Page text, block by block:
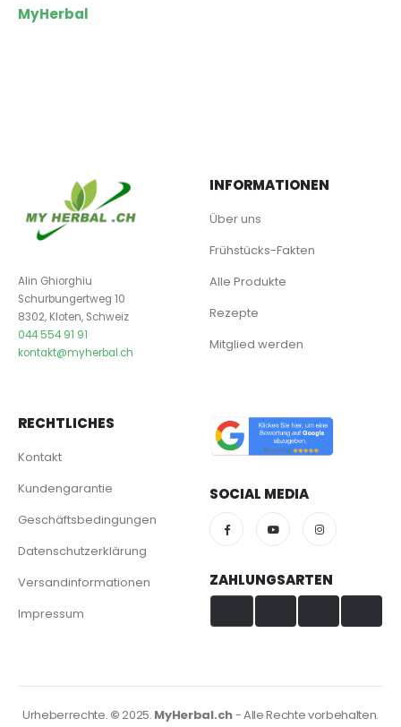
MyHerbal
Alin Ghiorghiu
Schurbungertweg 10
8302, Kloten, Schweiz
044 554 91 91
kontakt@myherbal.ch
INFORMATIONEN
Über uns
Frühstücks-Fakten
Alle Produkte
Rezepte
Mitglied werden
RECHTLICHES
Kontakt
Kundengarantie
Geschäftsbedingungen
Datenschutzerklärung
Versandinformationen
Impressum
SOCIAL MEDIA
ZAHLUNGSARTEN
Visa & Mastercard
TWINT
PayPal
PostFinance
Urheberrechte. ©2025. MyHerbal.ch- Alle Rechte vorbehalten.